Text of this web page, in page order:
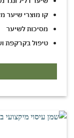
קו מוצרי שיער
מסיכות לשיער
טיפול בקרקפת